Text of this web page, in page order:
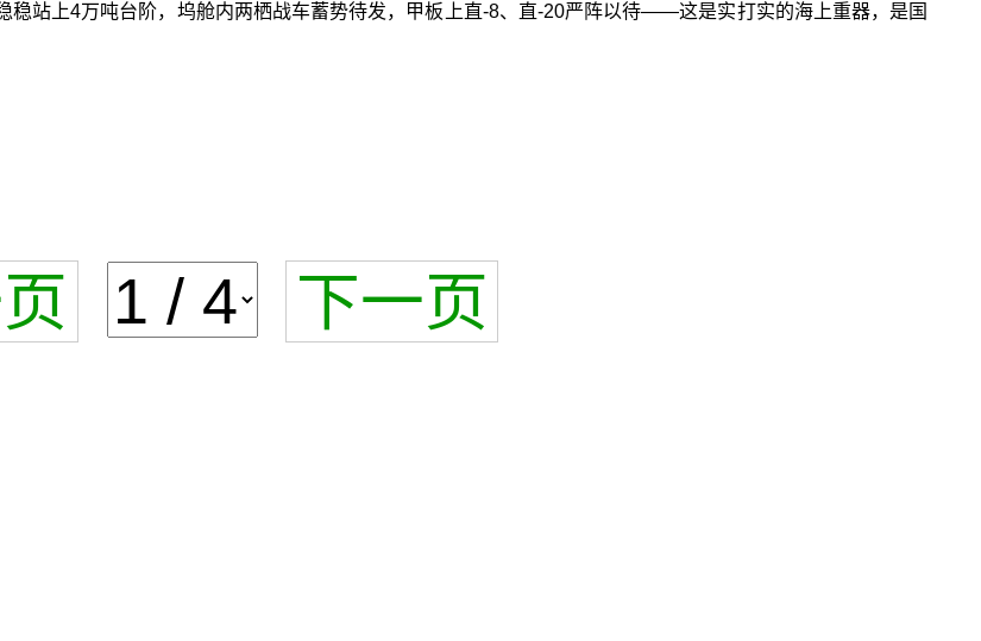
稳站上4万吨台阶，坞舱内两栖战车蓄势待发，甲板上直-8、直-20严阵以待——这是实打实的海上重器，是国
下一页